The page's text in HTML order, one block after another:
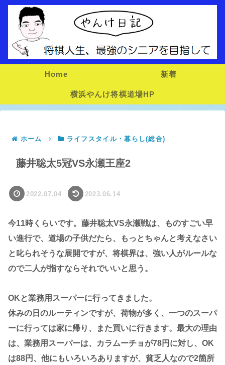
Home 新着
横浜やんけ将棋道場HP
ホーム ライフスタイル・暮らし(総合)
藤井聡太5冠VS永瀬王座2
2022.07.04 2023.06.14
今11時くらいです。藤井聡太VS永瀬戦は、ものすごい早
い進行で、道場の子供だたら、もっとちゃんと考えなさい
と叱られそうな展開ですが、将棋界は、強い人がルールな
ので二人が指すならそれでいいと思う。
OKと業務用スーパーに行ってきました。
休みの日のルーティンですが、荷物が多く、一つのスーパ
ーに行っては家に帰り、また買いに行きます。最大の理由
は、業務用スーパーは、カラムーチョが78円に対し、OK
は88円、他にもいろいろありますが、貧乏人なので2箇所